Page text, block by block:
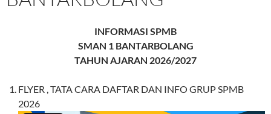
INFORMASI SPMB
SMAN 1 BANTARBOLANG
TAHUN AJARAN 2026/2027
FLYER , TATA CARA DAFTAR DAN INFO GRUP SPMB
2026